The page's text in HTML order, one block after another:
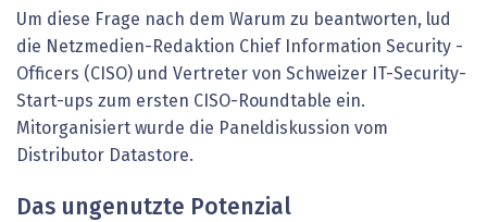
Um diese Frage nach dem Warum zu beantworten, lud
die Netzmedien-Redaktion Chief Information Security ­
Officers (CISO) und Vertreter von Schweizer IT-Security-
Start-ups zum ersten CISO-Roundtable ein.
Mitorganisiert wurde die Paneldiskussion vom
Distributor Datastore.
Das ungenutzte Potenzial